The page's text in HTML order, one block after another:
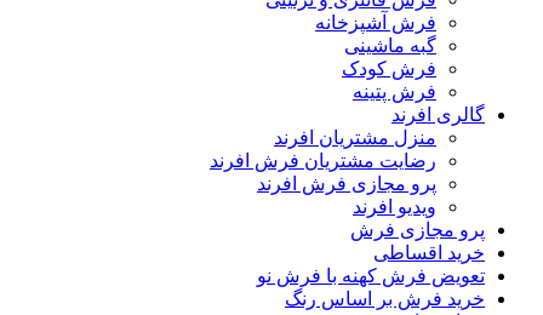
فرش آشپزخانه
گبه ماشینی
فرش کودک
فرش پتینه
گالری افرند
منزل مشتریان افرند
رضایت مشتریان فرش افرند
پرو مجازی فرش افرند
ویدیو افرند
پرو مجازی فرش
خرید اقساطی
تعویض فرش کهنه با فرش نو
خرید فرش بر اساس رنگ